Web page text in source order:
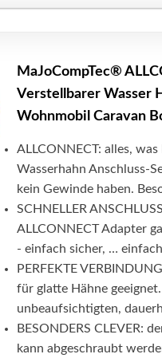
MaJoCompTec®
Verstellbarer Wasser
Wohnmobil Caravan
ALLCONNECT: alles,
Wasserhahn Anschluss-
kein Gewinde haben.
SCHNELLER
ALLCONNECT Adapter
- einfach sicher, …
PERFEKTE
für glatte Hähne
unbeaufsichtigten,
BESONDERS CLEVER:
kann abgeschraubt